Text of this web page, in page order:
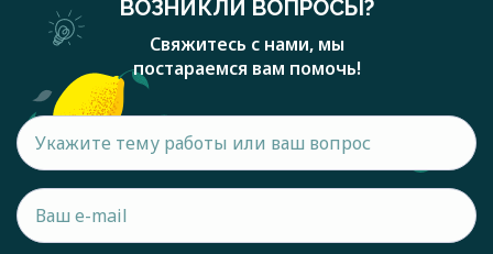
ВОЗНИКЛИ ВОПРОСЫ?
Свяжитесь с нами, мы
постараемся вам помочь!